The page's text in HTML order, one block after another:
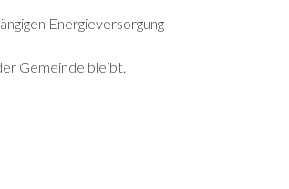
Energieversorgung
Gemeinde bleibt.